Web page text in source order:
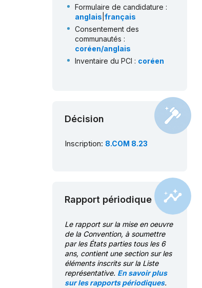
Formulaire de candidature :
anglais français
Consentement des
communautés :
coréen/anglais
Inventaire du PCI : coréen
Décision
Inscription: 8.COM 8.23
Rapport périodique
Le rapport sur la mise en oeuvre
de la Convention, à soumettre
par les États parties tous les 6
ans, contient une section sur les
éléments inscrits sur la Liste
représentative. En savoir plus
sur les rapports périodiques.